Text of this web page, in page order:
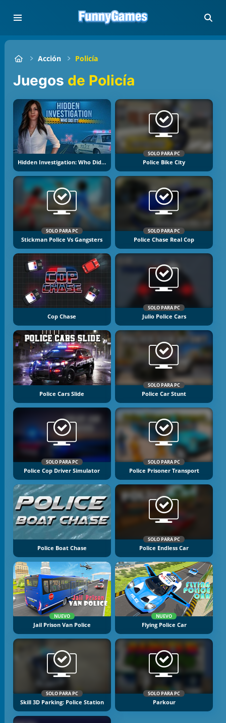
Acción Policía
Juegos de Policía
Hidden Investigation: Who Did It
SOLO PARA PC
Police Bike City
SOLO PARA PC
Stickman Police Vs Gangsters
SOLO PARA PC
Police Chase Real Cop
Cop Chase
SOLO PARA PC
Julio Police Cars
Police Cars Slide
SOLO PARA PC
Police Car Stunt
SOLO PARA PC
Police Cop Driver Simulator
SOLO PARA PC
Police Prisoner Transport
Police Boat Chase
SOLO PARA PC
Police Endless Car
NUEVO
Jail Prison Van Police
NUEVO
Flying Police Car
SOLO PARA PC
Skill 3D Parking: Police Station
SOLO PARA PC
Parkour